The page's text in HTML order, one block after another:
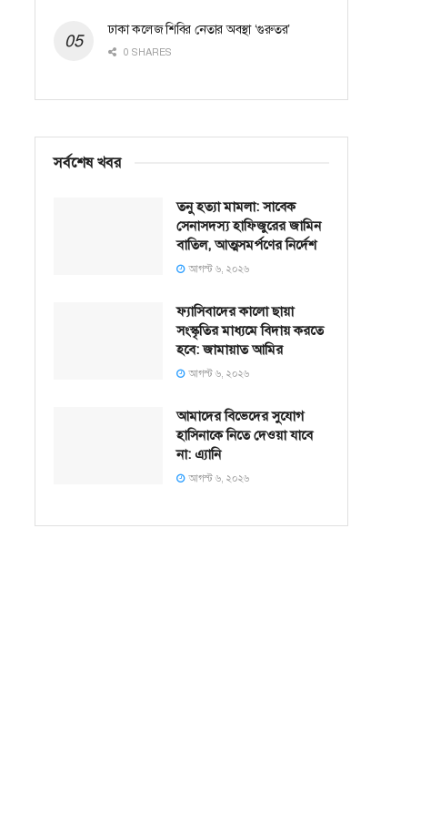
ঢাকা কলেজ শিবির নেতার অবস্থা ‘গুরুতর’
0 SHARES
সর্বশেষ খবর
তনু হত্যা মামলা: সাবেক
সেনাসদস্য হাফিজুরের জামিন
বাতিল, আত্মসমর্পণের নির্দেশ
আগস্ট ৬, ২০২৬
ফ্যাসিবাদের কালো ছায়া
সংস্কৃতির মাধ্যমে বিদায় করতে
হবে: জামায়াত আমির
আগস্ট ৬, ২০২৬
আমাদের বিভেদের সুযোগ
হাসিনাকে নিতে দেওয়া যাবে
না: এ্যানি
আগস্ট ৬, ২০২৬